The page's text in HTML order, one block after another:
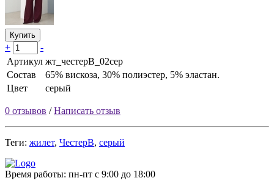
Купить
+
-
Артикул жт_честерВ_02сер
Состав
65% вискоза, 30% полиэстер, 5% эластан.
Цвет
серый
0 отзывов /Написать отзыв
Теги: жилет, ЧестерВ, серый
Время работы: пн-пт с 9:00 до 18:00